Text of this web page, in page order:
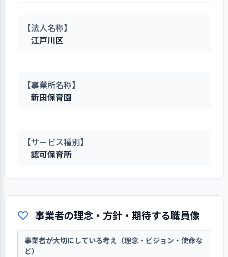
【法人名称】
江戸川区
【事業所名称】
新田保育園
【サービス種別】
認可保育所
事業者の理念・方針・期待する職員像
事業者が大切にしている考え（理念・ビジョン・使命な
ど）